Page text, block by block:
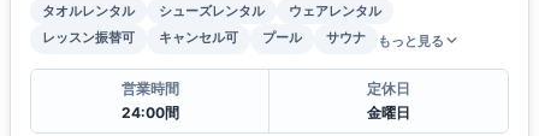
タオルレンタル シューズレンタル
ウェアレンタル
レッスン振替可
キャンセル可 プール サウナ もっと見る
営業時間
24:00間
定休日
金曜日